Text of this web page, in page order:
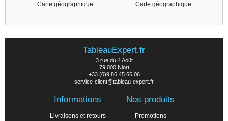
Carte géographique Carte géographique
TableauExpert.fr
3 rue du 4 Août
79 000 Niort
+33 (0)9 86 45 66 06
service-client@tableau-expert.fr
Informations
Livraisons et retours
Nos produits
Promotions